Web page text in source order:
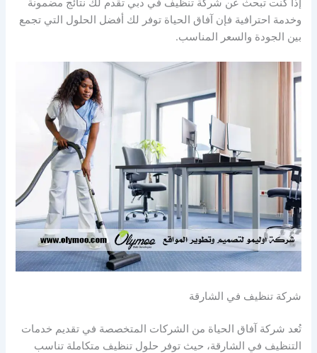
إذا كنت تبحث عن شركة تنظيف في دبي تقدم لك نتائج مضمونة
وخدمة احترافية فإن آفاق الحياة توفر لك أفضل الحلول التي تجمع
بين الجودة والسعر المناسب.
شركة تنظيف في الشارقة
تُعد شركة آفاق الحياة من الشركات المتخصصة في تقديم خدمات
التنظيف في الشارقة، حيث توفر حلول تنظيف متكاملة تناسب